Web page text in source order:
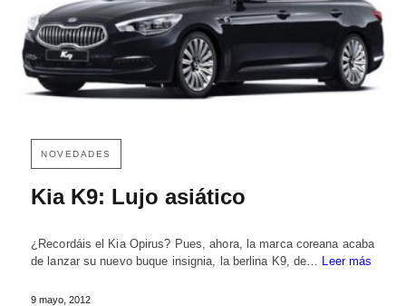
NOVEDADES
Kia K9: Lujo asiático
¿Recordáis el Kia Opirus? Pues, ahora, la marca coreana acaba
de lanzar su nuevo buque insignia, la berlina K9, de… Leer más
9 mayo, 2012